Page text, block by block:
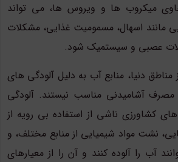
میکروب ها و ویروس ها، می تواند
مانند اسهال، مسمومیت غذایی، مشکلات
عصبی و سیستمیک شود.
مناطق دنیا، منابع آب به دلیل آلودگی های
آشامیدنی مناسب نیستند. آلودگی
کشاورزی ناشی از استفاده بی رویه از
نشت مواد شیمیایی از منابع مختلف، و
آب را آلوده کنند و آن را از معیارهای